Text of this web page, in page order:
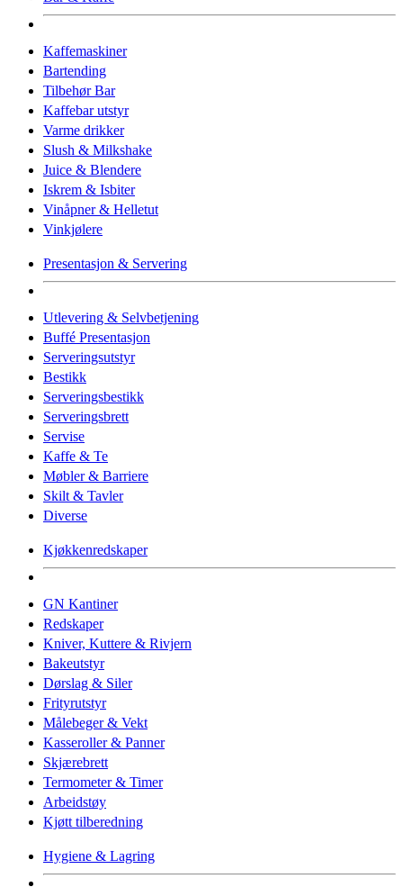
Kaffemaskiner
Bartending
Tilbehør Bar
Kaffebar utstyr
Varme drikker
Slush & Milkshake
Juice & Blendere
Iskrem & Isbiter
Vinåpner & Helletut
Vinkjølere
Presentasjon & Servering
Utlevering & Selvbetjening
Buffé Presentasjon
Serveringsutstyr
Bestikk
Serveringsbestikk
Serveringsbrett
Servise
Kaffe & Te
Møbler & Barriere
Skilt & Tavler
Diverse
Kjøkkenredskaper
GN Kantiner
Redskaper
Kniver, Kuttere & Rivjern
Bakeutstyr
Dørslag & Siler
Frityrutstyr
Målebeger & Vekt
Kasseroller & Panner
Skjærebrett
Termometer & Timer
Arbeidstøy
Kjøtt tilberedning
Hygiene & Lagring